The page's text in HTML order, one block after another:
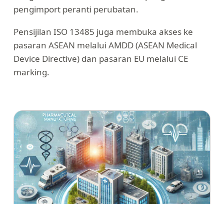
pengimport peranti perubatan.
Pensijilan ISO 13485 juga membuka akses ke
pasaran ASEAN melalui AMDD (ASEAN Medical
Device Directive) dan pasaran EU melalui CE
marking.